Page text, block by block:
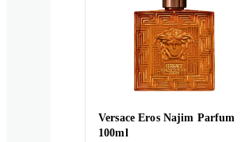
Versace Eros Najim Parfum
100ml